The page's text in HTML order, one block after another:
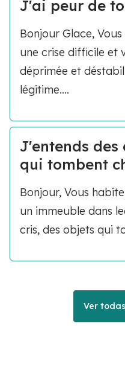
J'ai peur de
Bonjour Glace,
une crise difficile et
déprimée et
légitime....
J'entends des
qui tombent
Bonjour, Vous
un immeuble dans
cris, des objets qui
Ver